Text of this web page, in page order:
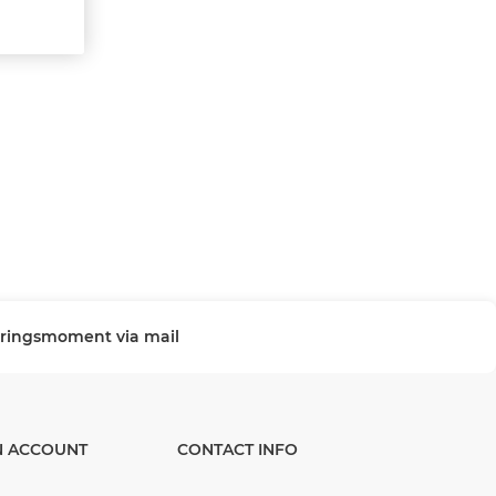
via mail
ACCOUNT CONTACT INFO